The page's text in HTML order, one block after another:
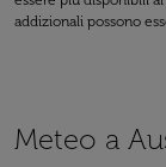
addizionali possono
Meteo a